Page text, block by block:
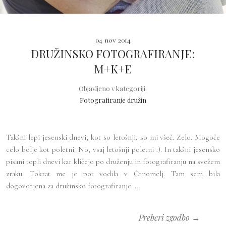
04 nov 2014
DRUŽINSKO FOTOGRAFIRANJE:
M+K+E
Objavljeno v kategoriji:
Fotografiranje družin
Takšni lepi jesenski dnevi, kot so letošnji, so mi všeč. Zelo. Mogoče
celo bolje kot poletni. No, vsaj letošnji poletni :). In takšni jesensko
pisani topli dnevi kar kličejo po druženju in fotografiranju na svežem
zraku. Tokrat me je pot vodila v Črnomelj. Tam sem bila
dogovorjena za družinsko fotografiranje. ...
Preberi zgodbo →